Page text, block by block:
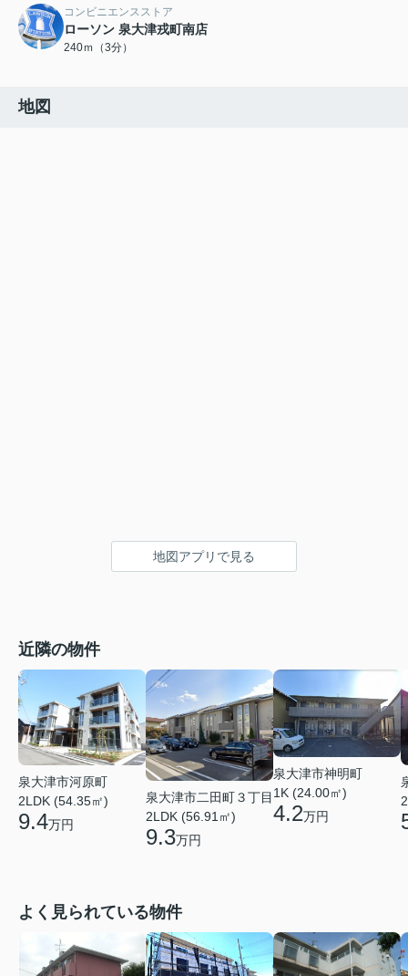
コンビニエンスストア
ローソン 泉大津戎町南店
240ｍ（3分）
地図
地図アプリで見る
近隣の物件
泉大津市河原町
2LDK (54.35㎡)
9.4万円
泉大津市二田町３丁目
2LDK (56.91㎡)
9.3万円
泉大津市神明町
1K (24.00㎡)
4.2万円
よく見られている物件